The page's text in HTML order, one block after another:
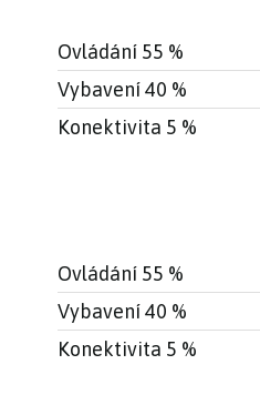
Ovládání 55 %
Vybavení 40 %
Konektivita 5 %
Ovládání 55 %
Vybavení 40 %
Konektivita 5 %